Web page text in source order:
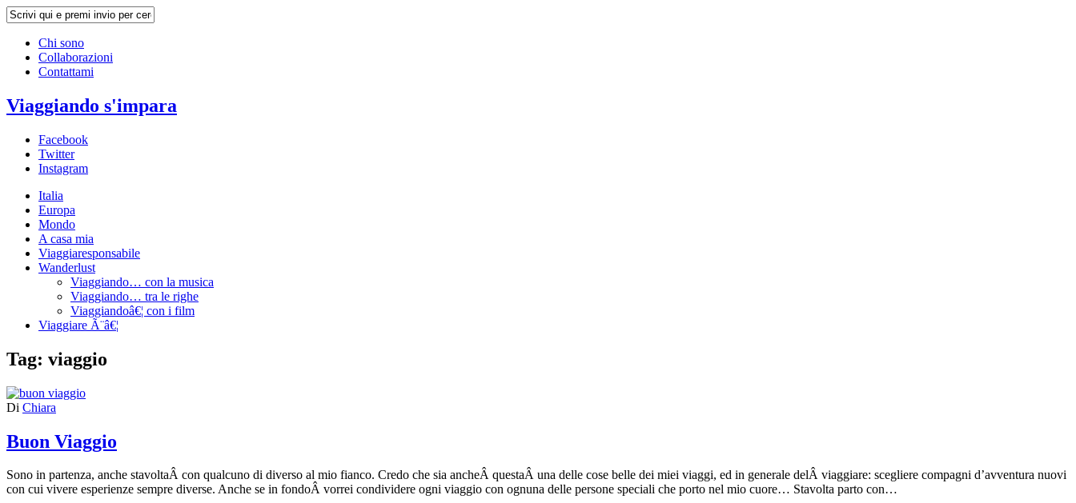
Chi sono
Collaborazioni
Contattami
Viaggiando s'impara
Facebook
Twitter
Instagram
Italia
Europa
Mondo
A casa mia
Viaggiaresponsabile
Wanderlust
Viaggiando… con la musica
Viaggiando… tra le righe
Viaggiandoâ€¦ con i film
Viaggiare Ã¨â€¦
Tag: viaggio
Di Chiara
Buon Viaggio
Sono in partenza, anche stavoltaÂ con qualcuno di diverso al mio fianco. Credo che sia ancheÂ questaÂ una delle cose belle dei miei viaggi, ed in generale delÂ viaggiare: scegliere compagni d’avventura nuovi
con cui vivere esperienze sempre diverse. Anche se in fondoÂ vorrei condividere ogni viaggio con ognuna delle persone speciali che porto nel mio cuore… Stavolta parto con…